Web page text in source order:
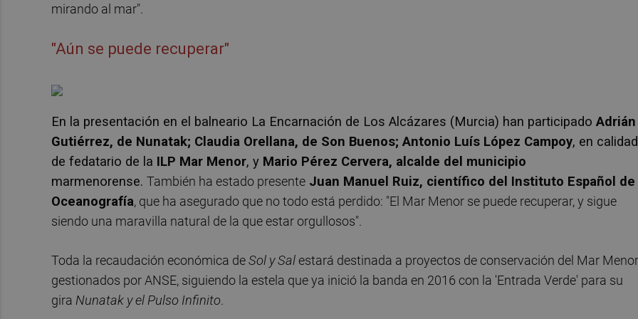
mirando al mar".
"Aún se puede recuperar"
En la presentación en el balneario La Encarnación de Los Alcázares (Murcia) han participado Adrián
Gutiérrez, de Nunatak; Claudia Orellana, de Son Buenos; Antonio Luís López Campoy, en calidad
de fedatario de la ILP Mar Menor, y Mario Pérez Cervera, alcalde del municipio
marmenorense. También ha estado presente Juan Manuel Ruiz, científico del Instituto Español de
Oceanografía, que ha asegurado que no todo está perdido: "El Mar Menor se puede recuperar, y sigue
siendo una maravilla natural de la que estar orgullosos".
Toda la recaudación económica deSol y Sal estará destinada a proyectos de conservación del Mar Menor
gestionados por ANSE, siguiendo la estela que ya inició la banda en 2016 con la 'Entrada Verde' para su
gira Nunatak y el Pulso Infinito.